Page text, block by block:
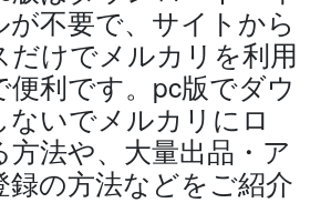
が不要で、サイトから
だけでメルカリを利用
利です。pc版でダウ
ないでメルカリにロ
法や、大量出品・ア
録の方法などをご紹介